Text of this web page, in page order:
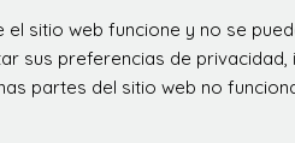
sitio web funcione y no se
sus preferencias de
partes del sitio web no